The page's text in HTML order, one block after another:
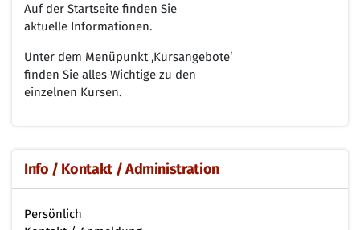
Auf der Startseite finden Sie
aktuelle Informationen.
Unter dem Menüpunkt ‚Kursangebote‘
finden Sie alles Wichtige zu den
einzelnen Kursen.
Info / Kontakt / Administration
Persönlich